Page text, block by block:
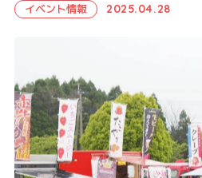
イベント情報 2025.04.28